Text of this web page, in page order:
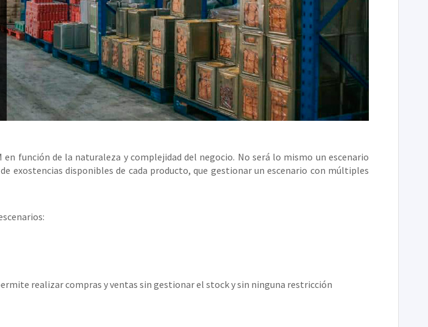
función de la naturaleza y complejidad del negocio. No será lo mismo un escenario
disponibles de cada producto, que gestionar un escenario con múltiples
realizar compras y ventas sin gestionar el stock y sin ninguna restricción